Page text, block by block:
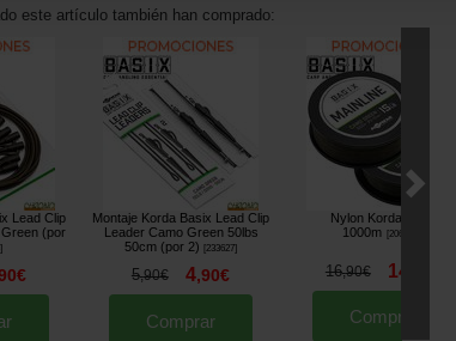
este artículo también han comprado:
Lead Clip
(por
]
€
Montaje Korda Basix Lead Clip
Leader Camo Green 50lbs
50cm (por 2)
[233627]
5,90€ 4,90€
Comprar
Nylon Korda Basix
1000m
206459A
16,90€ 14
Comprar